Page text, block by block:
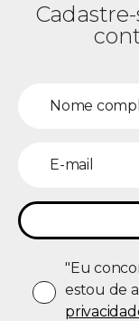
"Eu
estou de